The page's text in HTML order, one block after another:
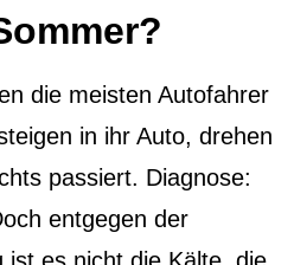
die meisten Autofahrer
in ihr Auto, drehen
passiert. Diagnose:
entgegen der